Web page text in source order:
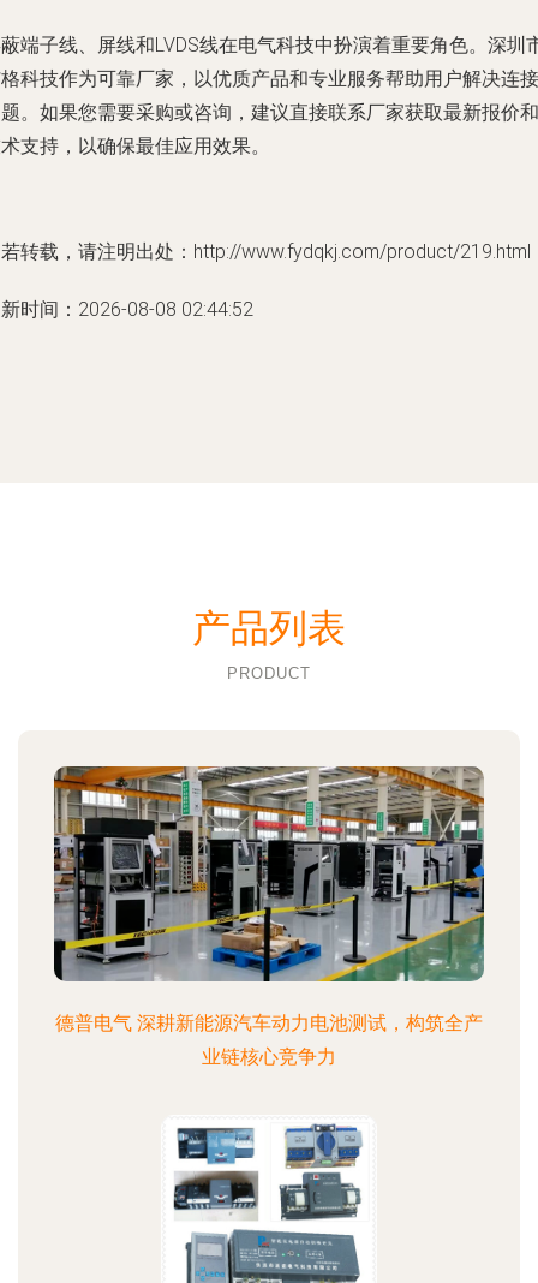
端子线、屏线和LVDS线在电气科技中扮演着重要角色。深圳
科技作为可靠厂家，以优质产品和专业服务帮助用户解决连接
。如果您需要采购或咨询，建议直接联系厂家获取最新报价和
支持，以确保最佳应用效果。
转载，请注明出处：http://www.fydqkj.com/product/219.html
时间：2026-08-08 02:44:52
产品列表
PRODUCT
德普电气 深耕新能源汽车动力电池测试，构筑全产
业链核心竞争力